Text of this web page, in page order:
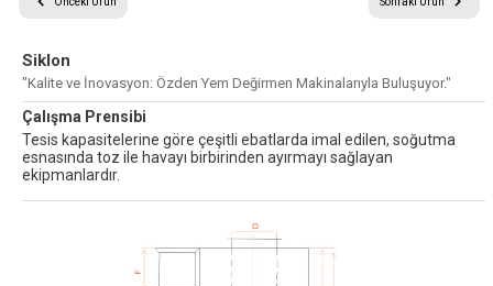
© 2024 Tüm Hakları Saklıdır
Sitemizdeki metin ve resimlerin tüm hakları saklıdır.
İzin ve kaynak gösterilmeden kullanılamaz.
Siklon
"Kalite ve İnovasyon: Özden Yem Değirmen Makinalarıyla Buluşuyor."
Çalışma Prensibi
Tesis kapasitelerine göre çeşitli ebatlarda imal edilen, soğutma
esnasında toz ile havayı birbirinden ayırmayı sağlayan
ekipmanlardır.